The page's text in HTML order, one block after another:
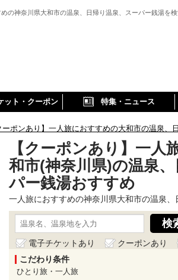
の神奈川県大和市の温泉、日帰り温泉、スーパー銭湯を
ット・クーポン 特集・ニュース
ーポンあり】一人旅におすすめの大和市の温泉、
【クーポンあり】一人
和市(神奈川県)の温泉
パー銭湯おすすめ
一人旅におすすめの神奈川県大和市の温泉
電子チケットあり クーポンあり
こだわり条件
ひとり旅・一人旅